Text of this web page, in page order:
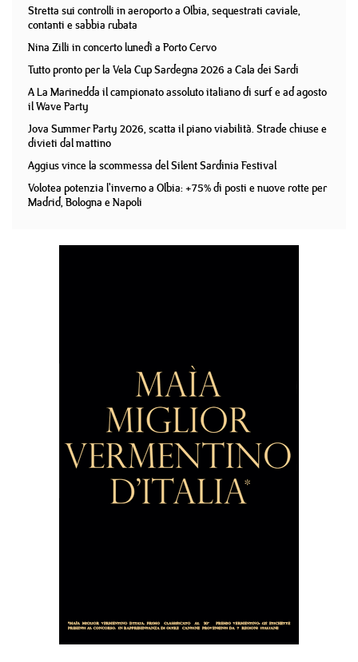
Stretta sui controlli in aeroporto a Olbia, sequestrati caviale,
contanti e sabbia rubata
Nina Zilli in concerto lunedì a Porto Cervo
Tutto pronto per la Vela Cup Sardegna 2026 a Cala dei Sardi
A La Marinedda il campionato assoluto italiano di surf e ad agosto
il Wave Party
Jova Summer Party 2026, scatta il piano viabilità. Strade chiuse e
divieti dal mattino
Aggius vince la scommessa del Silent Sardinia Festival
Volotea potenzia l'inverno a Olbia: +75% di posti e nuove rotte per
Madrid, Bologna e Napoli